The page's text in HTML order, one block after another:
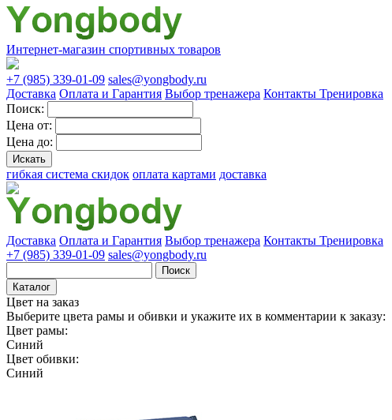
Интернет-магазин спортивных товаров
+7 (985) 339-01-09 sales@yongbody.ru
Доставка Оплата и Гарантия Выбор тренажера Контакты Тренировка
Поиск:
Цена от:
Цена до:
гибкая система скидок оплата картами доставка
Доставка Оплата и Гарантия Выбор тренажера Контакты Тренировка
+7 (985) 339-01-09 sales@yongbody.ru
Поиск
Каталог
Цвет на заказ
Выберите цвета рамы и обивки и укажите их в комментарии к заказу:
Цвет рамы:
Синий
Цвет обивки:
Синий